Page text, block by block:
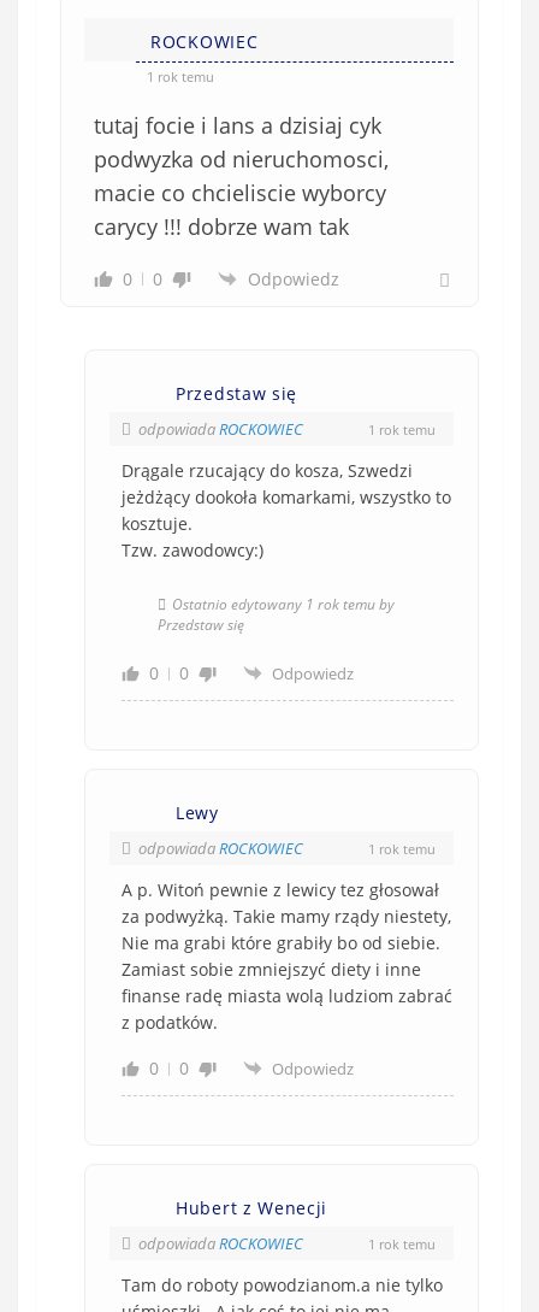
ROCKOWIEC
1 rok temu
tutaj focie i lans a dzisiaj cyk
podwyzka od nieruchomosci,
macie co chcieliscie wyborcy
carycy !!! dobrze wam tak
0 0 Odpowiedz
Przedstaw się
odpowiadaROCKOWIEC 1 rok temu
Drągale rzucający do kosza, Szwedzi
jeżdżący dookoła komarkami, wszystko to
kosztuje.
Tzw. zawodowcy:)
Ostatnio edytowany 1 rok temu by
Przedstaw się
0 0 Odpowiedz
Lewy
odpowiadaROCKOWIEC 1 rok temu
A p. Witoń pewnie z lewicy tez głosował
za podwyżką. Takie mamy rządy niestety,
Nie ma grabi które grabiły bo od siebie.
Zamiast sobie zmniejszyć diety i inne
finanse radę miasta wolą ludziom zabrać
z podatków.
0
0 Odpowiedz
Hubert z Wenecji
odpowiadaROCKOWIEC 1 rok temu
Tam do roboty powodzianom.a nie tylko